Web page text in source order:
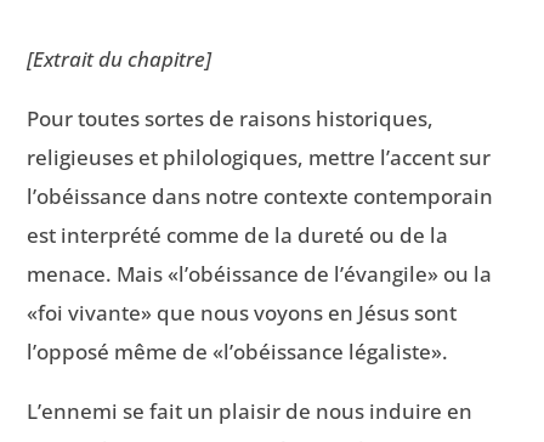
[Extrait du chapitre]
Pour toutes sortes de raisons historiques,
religieuses et philologiques, mettre l’accent sur
l’obéissance dans notre contexte contemporain
est interprété comme de la dureté ou de la
menace. Mais «l’obéissance de l’évangile» ou la
«foi vivante» que nous voyons en Jésus sont
l’opposé même de «l’obéissance légaliste».
L’ennemi se fait un plaisir de nous induire en